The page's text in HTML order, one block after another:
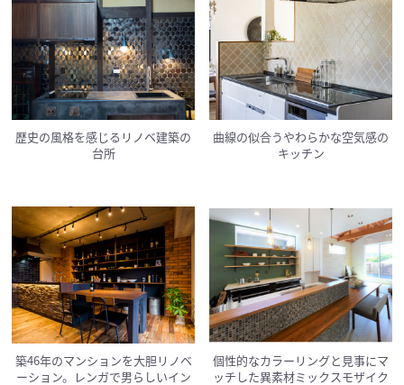
歴史の風格を感じるリノベ建築の
台所
曲線の似合うやわらかな空気感の
キッチン
築46年のマンションを大胆リノベ
ーション。レンガで男らしいイン
個性的なカラーリングと見事にマ
ッチした異素材ミックスモザイク